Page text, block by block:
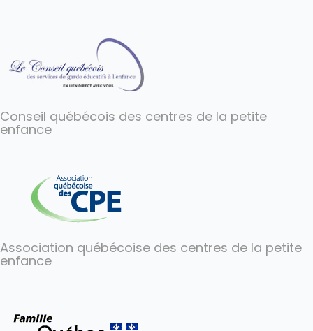
Conseil québécois des centres de la petite
enfance
Association québécoise des centres de la petite
enfance